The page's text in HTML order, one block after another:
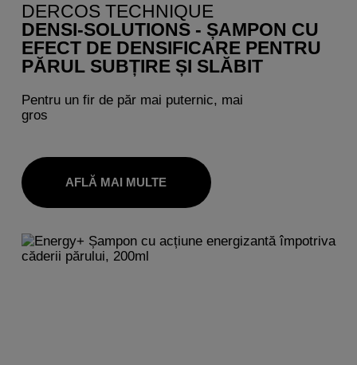
DERCOS TECHNIQUE
DENSI-SOLUTIONS - ȘAMPON CU
EFECT DE DENSIFICARE PENTRU
PĂRUL SUBȚIRE ȘI SLĂBIT
Pentru un fir de păr mai puternic, mai
gros
AFLĂ MAI MULTE